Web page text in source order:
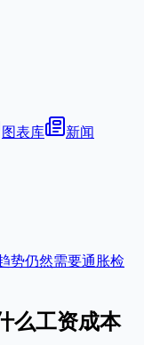
图表库 新闻
势仍然需要通胀检
么工资成本